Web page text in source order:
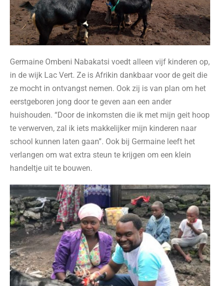
Germaine Ombeni Nabakatsi voedt alleen vijf kinderen op,
in de wijk Lac Vert. Ze is Afrikin dankbaar voor de geit die
ze mocht in ontvangst nemen. Ook zij is van plan om het
eerstgeboren jong door te geven aan een ander
huishouden. “Door de inkomsten die ik met mijn geit hoop
te verwerven, zal ik iets makkelijker mijn kinderen naar
school kunnen laten gaan”. Ook bij Germaine leeft het
verlangen om wat extra steun te krijgen om een klein
handeltje uit te bouwen.